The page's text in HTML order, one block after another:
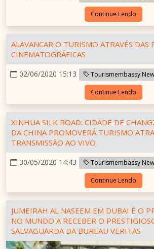
Continue Lendo
ALAVANCAR O TURISMO ATRAVÉS DAS
CINEMATOGRÁFICAS
02/06/2020 15:13 Tourismembassy
Continue Lendo
XINHUA SILK ROAD: CIDADE DE
DA CHINA PROMOVERÁ TURISMO
TRANSMISSÃO AO VIVO
30/05/2020 14:43 Tourismembassy
Continue Lendo
JUMEIRAH AL NASEEM EM DUBAI É O
NO MUNDO A RECEBER O
SALVAGUARDA DA BUREAU VERITAS